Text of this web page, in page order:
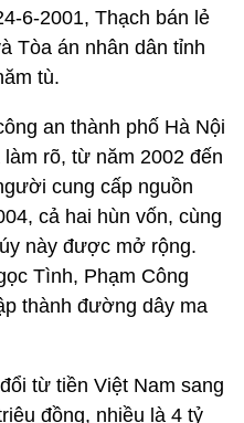
6-2001, Thạch bán lẻ
Tòa án nhân dân tỉnh
tù.
an thành phố Hà Nội
rõ, từ năm 2002 đến
cung cấp nguồn
cả hai hùn vốn, cùng
này được mở rộng.
Tình, Phạm Công
thành đường dây ma
từ tiền Việt Nam sang
đồng, nhiều là 4 tỷ